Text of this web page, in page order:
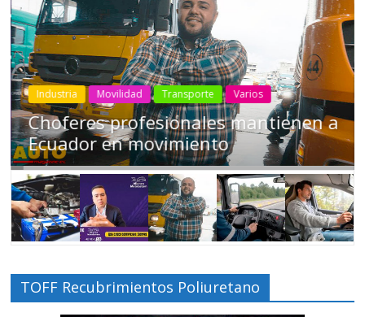
Industria Movilidad Transporte Varios
Choferes profesionales mantienen a
Ecuador en movimiento
TOFF Recubrimientos Poliuretano